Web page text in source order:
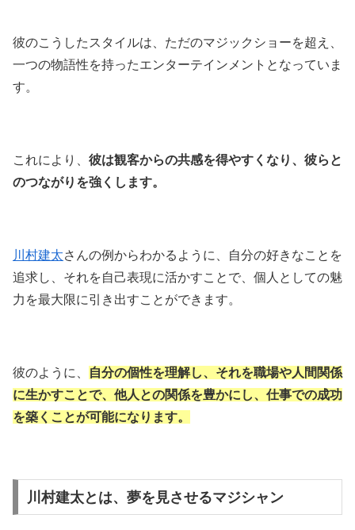
彼のこうしたスタイルは、ただのマジックショーを超え、
一つの物語性を持ったエンターテインメントとなっていま
す。
これにより、 彼は観客からの共感を得やすくなり、彼らと
のつながりを強くします。
川村建太さんの例からわかるように、自分の好きなことを
追求し、それを自己表現に活かすことで、個人としての魅
力を最大限に引き出すことができます。
彼のように、
自分の個性を理解し、それを職場や人間関係
に生かすことで、他人との関係を豊かにし、仕事での成功
を築くことが可能になります。
川村建太とは、夢を見させるマジシャン